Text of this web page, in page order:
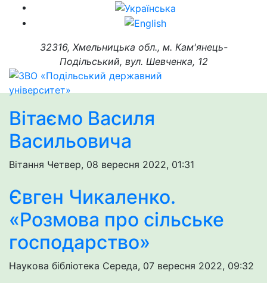
32316, Хмельницька обл., м. Кам'янець-
Подільський, вул. Шевченка, 12
Вітаємо Василя
Васильовича
Вітання Четвер, 08 вересня 2022, 01:31
Євген Чикаленко.
«Розмова про сільське
господарство»
Наукова бібліотека Середа, 07 вересня 2022, 09:32